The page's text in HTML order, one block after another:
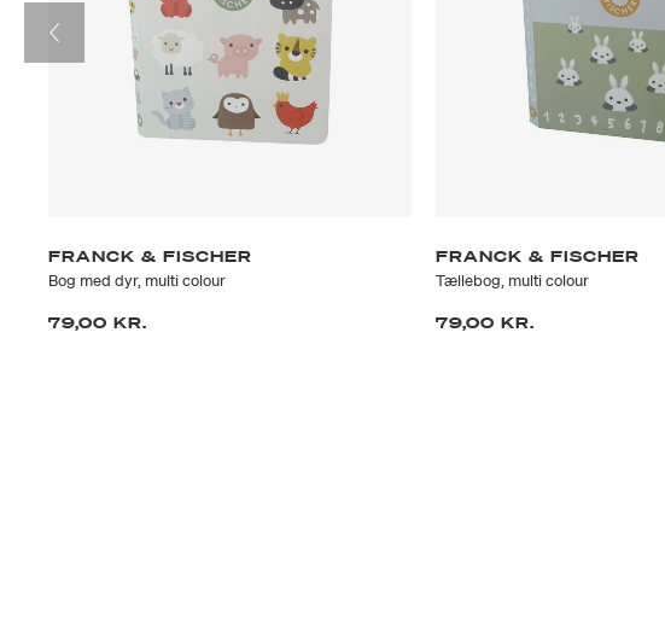
FRANCK & FISCHER
Bog med dyr, multi colour
79,00 KR.
FRANCK & FISCHER
Tællebog, multi colour
79,00 KR.